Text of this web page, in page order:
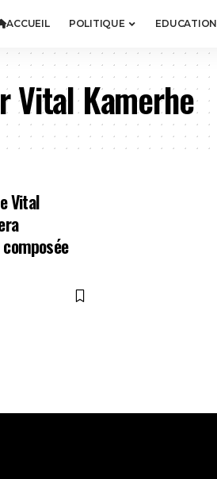
ACCUEIL POLITIQUE EDUCATION
Vital Kamerhe
Vital